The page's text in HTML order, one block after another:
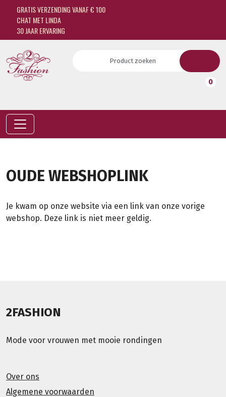
GRATIS VERZENDING VANAF € 100
CHAT MET LINDA
30 JAAR ERVARING
0
OUDE WEBSHOPLINK
Je kwam op onze website via een link van onze vorige
webshop. Deze link is niet meer geldig.
2FASHION
Mode voor vrouwen met mooie rondingen
Over ons
Algemene voorwaarden